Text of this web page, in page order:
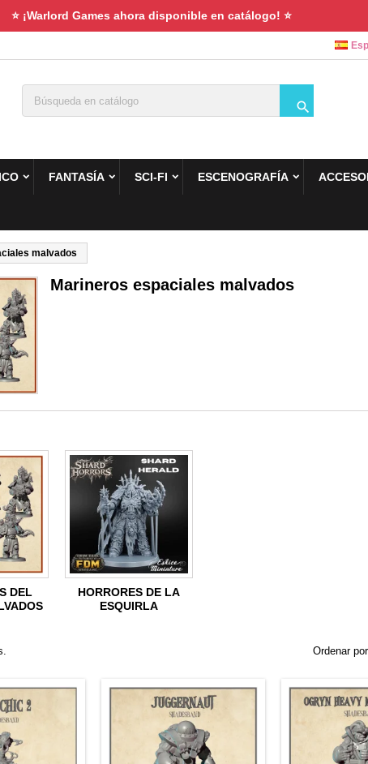
⭐ ¡Warlord Games ahora disponible en catálogo! ⭐

FANTASÍA SCI-FI ESCENOGRAFÍA
malvados
Marineros espaciales malvados
DEL
HORRORES DE LA
ESQUIRLA
Ordenar